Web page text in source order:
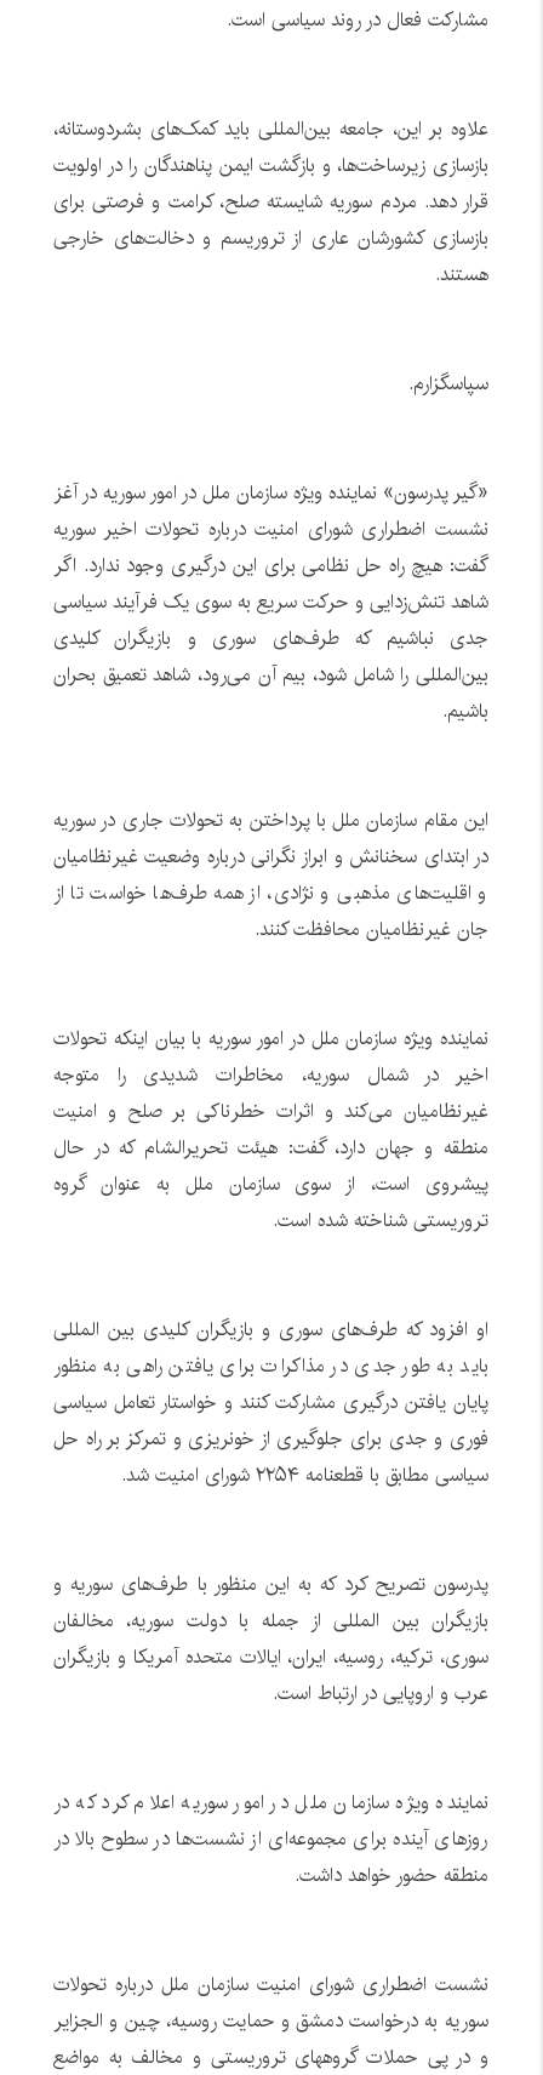
مشارکت فعال در روند سیاسی است.
علاوه بر این، جامعه بین‌المللی باید کمک‌های بشردوستانه،
بازسازی زیرساخت‌ها، و بازگشت ایمن پناهندگان را در اولویت
قرار دهد. مردم سوریه شایسته صلح، کرامت و فرصتی برای
بازسازی کشورشان عاری از تروریسم و دخالت‌های خارجی
هستند.
سپاسگزارم.
«گیر پدرسون» نماینده ویژه سازمان ملل در امور سوریه در آغز
نشست اضطراری شورای امنیت درباره تحولات اخیر سوریه
گفت: هیچ راه حل نظامی برای این درگیری وجود ندارد. اگر
شاهد تنش‌زدایی و حرکت سریع به سوی یک فرآیند سیاسی
جدی نباشیم که طرف‌های سوری و بازیگران کلیدی
بین‌المللی را شامل شود، بیم آن می‌رود، شاهد تعمیق بحران
باشیم.
این مقام سازمان ملل با پرداختن به تحولات جاری در سوریه
در ابتدای سخنانش و ابراز نگرانی درباره وضعیت غیرنظامیان
و اقلیت‌های مذهبی و نژادی، از همه طرف‌ها خواست تا از
جان غیرنظامیان محافظت کنند.
نماینده ویژه سازمان ملل در امور سوریه با بیان اینکه تحولات
اخیر در شمال سوریه، مخاطرات شدیدی را متوجه
غیرنظامیان می‌کند و اثرات خطرناکی بر صلح و امنیت
منطقه و جهان دارد، گفت: هیئت تحریرالشام که در حال
پیشروی است، از سوی سازمان ملل به عنوان گروه
تروریستی شناخته شده است.
او افزود که طرف‌های سوری و بازیگران کلیدی بین المللی
باید به طور جدی در مذاکرات برای یافتن راهی به منظور
پایان یافتن درگیری مشارکت کنند و خواستار تعامل سیاسی
فوری و جدی برای جلوگیری از خونریزی و تمرکز بر راه حل
سیاسی مطابق با قطعنامه ۲۲۵۴ شورای امنیت شد.
پدرسون تصریح کرد که به این منظور با طرف‌های سوریه و
بازیگران بین المللی از جمله با دولت سوریه، مخالفان
سوری، ترکیه، روسیه، ایران، ایالات متحده آمریکا و بازیگران
عرب و اروپایی در ارتباط است.
نماینده ویژه سازمان ملل در امور سوریه اعلام کرد که در
روزهای آینده برای مجموعه‌ای از نشست‌ها در سطوح بالا در
منطقه حضور خواهد داشت.
نشست اضطراری شورای امنیت سازمان ملل درباره تحولات
سوریه به درخواست دمشق و حمایت روسیه، چین و الجزایر
و در پی حملات گروههای تروریستی و مخالف به مواضع